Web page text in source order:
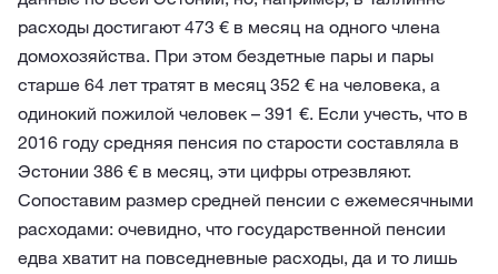
расходы достигают 473 € в месяц на одного члена
домохозяйства. При этом бездетные пары и пары
старше 64 лет тратят в месяц 352 € на человека, а
одинокий пожилой человек – 391 €. Если учесть, что в
2016 году средняя пенсия по старости составляла в
Эстонии 386 € в месяц, эти цифры отрезвляют.
Сопоставим размер средней пенсии с ежемесячными
расходами: очевидно, что государственной пенсии
едва хватит на повседневные расходы, да и то лишь